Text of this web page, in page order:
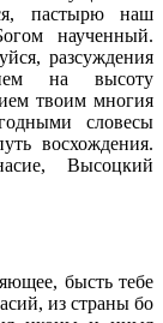
пастырю наш
наученный.
разсуждения
на высоту
твоим многия
словесы
восхождения.
Высоцкий
бысть тебе
из страны бо